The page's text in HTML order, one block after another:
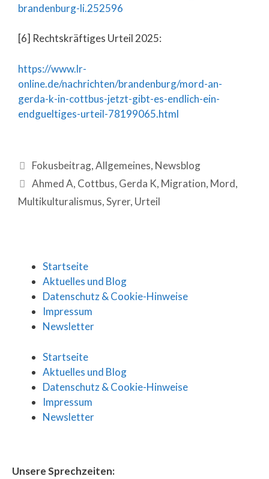
brandenburg-li.252596
[6] Rechtskräftiges Urteil 2025:
https://www.lr-
online.de/nachrichten/brandenburg/mord-an-
gerda-k-in-cottbus-jetzt-gibt-es-endlich-ein-
endgueltiges-urteil-78199065.html
Fokusbeitrag,Allgemeines, Newsblog
Ahmed A, Cottbus, Gerda K, Migration, Mord,
Multikulturalismus,Syrer, Urteil
Startseite
Aktuelles und Blog
Datenschutz & Cookie-Hinweise
Impressum
Newsletter
Startseite
Aktuelles und Blog
Datenschutz & Cookie-Hinweise
Impressum
Newsletter
Unsere Sprechzeiten: